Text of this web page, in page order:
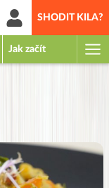
SHODIT KILA?
Jak začít